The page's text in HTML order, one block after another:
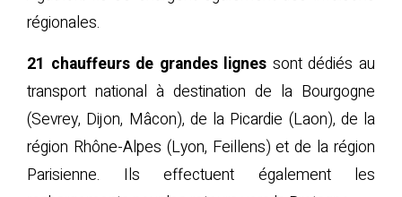
régionales.
21 chauffeurs de grandes lignes sont dédiés au
transport national à destination de la Bourgogne
(Sevrey, Dijon, Mâcon), de la Picardie (Laon), de la
région Rhône-Alpes (Lyon, Feillens) et de la région
Parisienne. Ils effectuent également les